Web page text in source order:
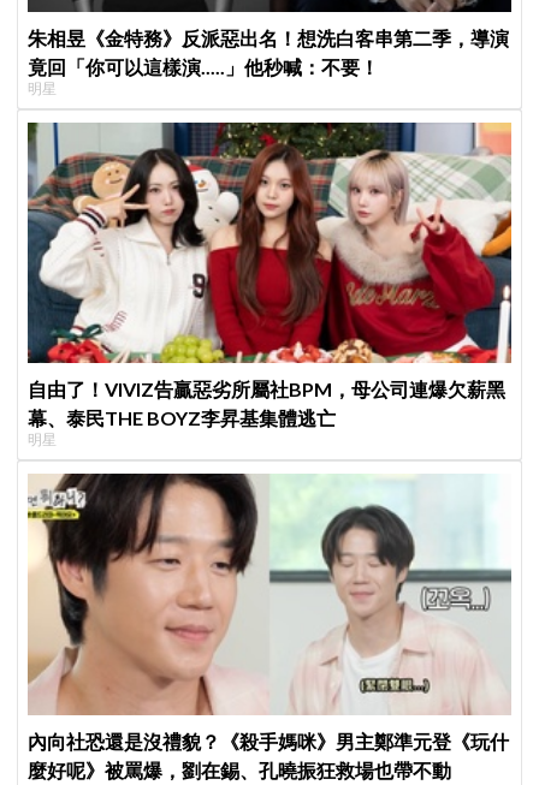
朱相昱《金特務》反派惡出名！想洗白客串第二季，導演
竟回「你可以這樣演.....」他秒喊：不要！
明星
自由了！VIVIZ告贏惡劣所屬社BPM，母公司連爆欠薪黑
幕、泰民THE BOYZ李昇基集體逃亡
明星
內向社恐還是沒禮貌？《殺手媽咪》男主鄭準元登《玩什
麼好呢》被罵爆，劉在錫、孔曉振狂救場也帶不動